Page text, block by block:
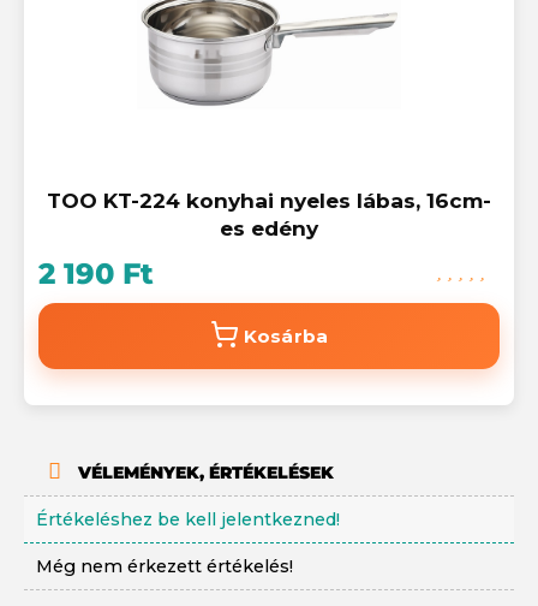
TOO KT-224 konyhai nyeles lábas, 16cm-
es edény
2 190 Ft
Kosárba
VÉLEMÉNYEK, ÉRTÉKELÉSEK
Értékeléshez be kell jelentkezned!
Még nem érkezett értékelés!